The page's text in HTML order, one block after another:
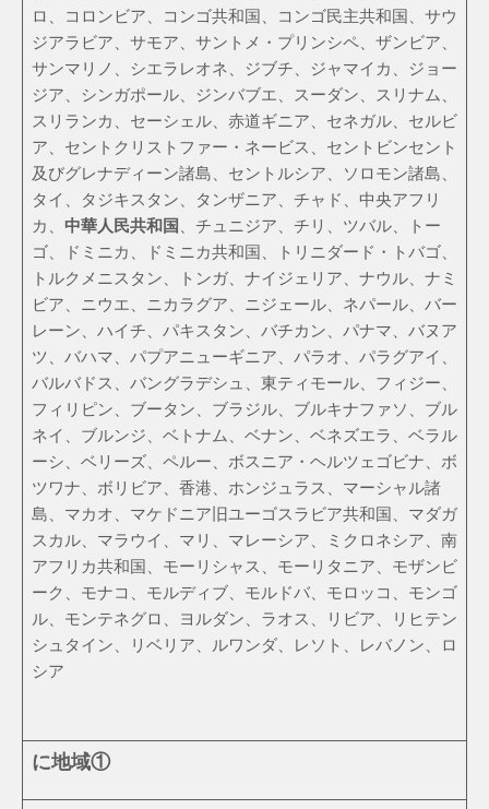
ロ、コロンビア、コンゴ共和国、コンゴ民主共和国、サウ
ジアラビア、サモア、サントメ・プリンシペ、ザンビア、
サンマリノ、シエラレオネ、ジブチ、ジャマイカ、ジョー
ジア、シンガポール、ジンバブエ、スーダン、スリナム、
スリランカ、セーシェル、赤道ギニア、セネガル、セルビ
ア、セントクリストファー・ネービス、セントビンセント
及びグレナディーン諸島、セントルシア、ソロモン諸島、
タイ、タジキスタン、タンザニア、チャド、中央アフリ
カ、 中華人民共和国 、チュニジア、チリ、ツバル、トー
ゴ、ドミニカ、ドミニカ共和国、トリニダード・トバゴ、
トルクメニスタン、トンガ、ナイジェリア、ナウル、ナミ
ビア、ニウエ、ニカラグア、ニジェール、ネパール、バー
レーン、ハイチ、パキスタン、バチカン、パナマ、バヌア
ツ、バハマ、パプアニューギニア、パラオ、パラグアイ、
バルバドス、バングラデシュ、東ティモール、フィジー、
フィリピン、ブータン、ブラジル、ブルキナファソ、ブル
ネイ、ブルンジ、ベトナム、ベナン、ベネズエラ、ベラル
ーシ、ベリーズ、ペルー、ボスニア・ヘルツェゴビナ、ボ
ツワナ、ボリビア、香港、ホンジュラス、マーシャル諸
島、マカオ、マケドニア旧ユーゴスラビア共和国、マダガ
スカル、マラウイ、マリ、マレーシア、ミクロネシア、南
アフリカ共和国、モーリシャス、モーリタニア、モザンビ
ーク、モナコ、モルディブ、モルドバ、モロッコ、モンゴ
ル、モンテネグロ、ヨルダン、ラオス、リビア、リヒテン
シュタイン、リベリア、ルワンダ、レソト、レバノン、ロ
シア
に地域①